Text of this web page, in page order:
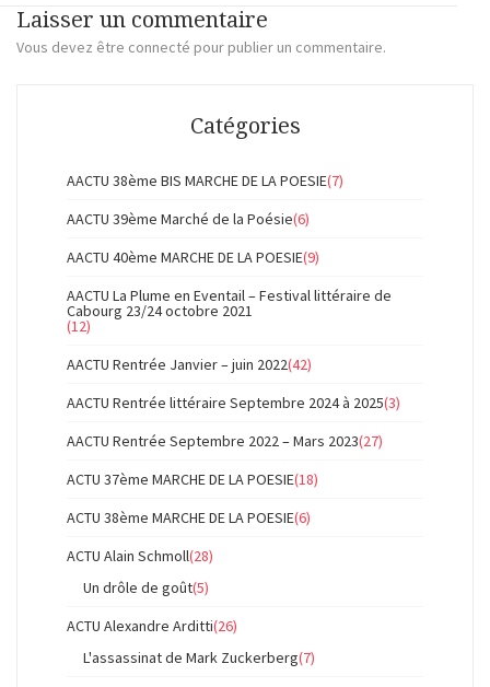
Laisser un commentaire
Vous devez être connecté pour publier un commentaire.
Catégories
AACTU 38ème BIS MARCHE DE LA POESIE(7)
AACTU 39ème Marché de la Poésie(6)
AACTU 40ème MARCHE DE LA POESIE(9)
AACTU La Plume en Eventail – Festival littéraire de
Cabourg 23/24 octobre 2021
(12)
AACTU Rentrée Janvier – juin 2022(42)
AACTU Rentrée littéraire Septembre 2024 à 2025(3)
AACTU Rentrée Septembre 2022 – Mars 2023(27)
ACTU 37ème MARCHE DE LA POESIE(18)
ACTU 38ème MARCHE DE LA POESIE(6)
ACTU Alain Schmoll(28)
Un drôle de goût(5)
ACTU Alexandre Arditti(26)
L'assassinat de Mark Zuckerberg(7)